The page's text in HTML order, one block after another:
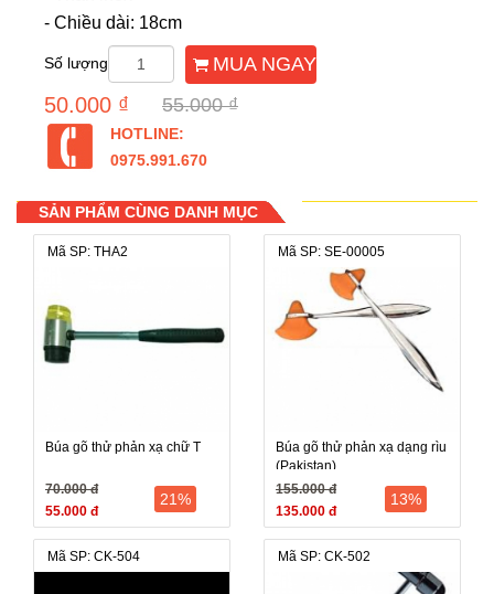
- Chiều dài: 18cm
Số lượng MUA NGAY
50.000 ₫ 55.000 ₫
HOTLINE:
0975.991.670
SẢN PHẨM CÙNG DANH MỤC
Mã SP: THA2
Búa gõ thử phản xạ chữ T
70.000 đ
55.000 đ
21%
Mã SP: SE-00005
Búa gõ thử phản xạ dạng rìu
(Pakistan)
155.000 đ
135.000 đ
13%
Mã SP: CK-504 Mã SP: CK-502